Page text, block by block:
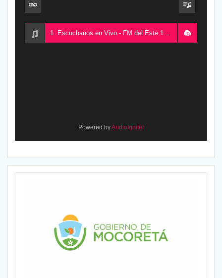
1. Escuchanos en Vivo - FM del Este 100.5, desde Chajarí, Entre Ríos, Argentina
Powered byAudioIgniter